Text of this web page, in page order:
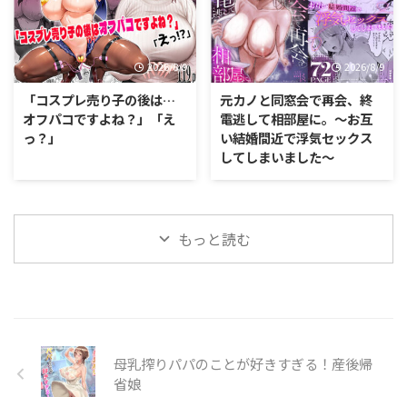
2026/8/9
「コスプレ売り子の後は…
オフパコですよね？」「え
っ？」
2026/8/9
元カノと同窓会で再会、終
電逃して相部屋に。〜お互
い結婚間近で浮気セックス
してしまいました〜
もっと読む
母乳搾りパパのことが好きすぎる！産後帰
省娘